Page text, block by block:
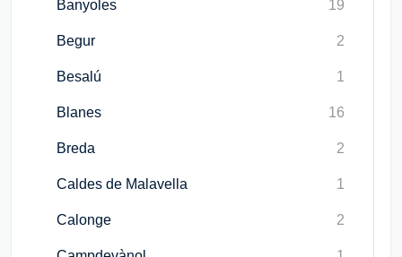
Banyoles 19
Begur 2
Besalú 1
Blanes 16
Breda 2
Caldes de Malavella 1
Calonge 2